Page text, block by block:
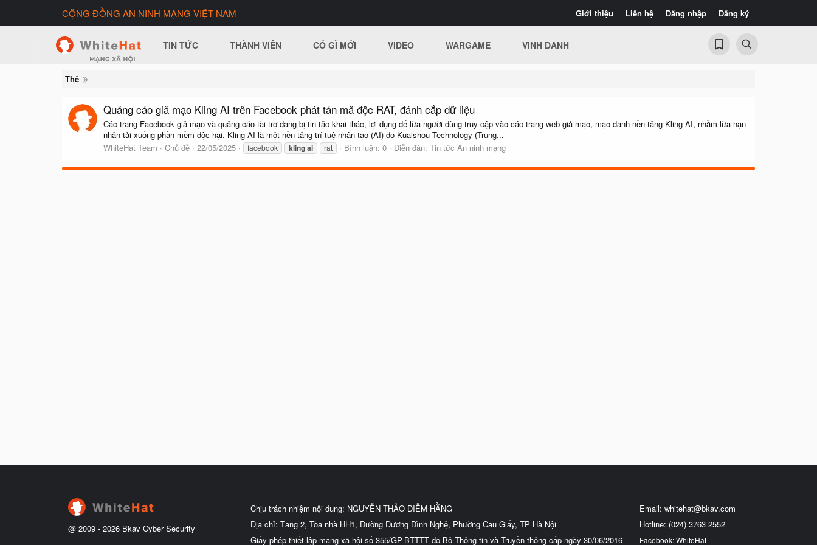
Giới thiệu Liên hệ Đăng nhập Đăng ký
CỘNG ĐỒNG AN NINH MẠNG VIỆT NAM
TIN TỨC THÀNH VIÊN CÓ GÌ MỚI VIDEO WARGAME VINH DANH
Thẻ
Quảng cáo giả mạo Kling AI trên Facebook phát tán mã độc RAT, đánh cắp dữ liệu
Các trang Facebook giả mạo và quảng cáo tài trợ đang bị tin tặc khai thác, lợi dụng để lừa người dùng truy cập vào các trang web giả mạo, mạo danh nền tảng Kling AI, nhằm lừa nạn
nhân tải xuống phần mềm độc hại. Kling AI là một nền tảng trí tuệ nhân tạo (AI) do Kuaishou Technology (Trung...
WhiteHat Team
Chủ đề 22/05/2025 facebook klingai rat Bình luận: 0 Diễn đàn: Tin tức An ninh mạng
@ 2009 - 2026 Bkav Cyber Security
Chịu trách nhiệm nội dung: NGUYỄN THẢO DIỄM HẰNG
Địa chỉ: Tầng 2, Tòa nhà HH1, Đường Dương Đình Nghệ, Phường Cầu Giấy, TP Hà Nội
Giấy phép thiết lập mạng xã hội số 355/GP-BTTTT do Bộ Thông tin và Truyền thông cấp ngày 30/06/2016
Email: whitehat@bkav.com
Hotline: (024) 3763 2552
Facebook: WhiteHat